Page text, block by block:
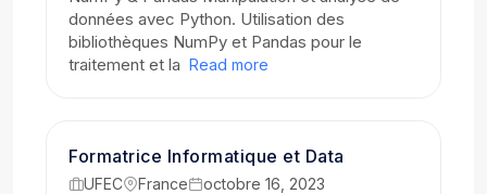
données avec Python. Utilisation des
bibliothèques NumPy et Pandas pour le
traitement et la Read more
Formatrice Informatique et Data
UFEC France octobre 16, 2023